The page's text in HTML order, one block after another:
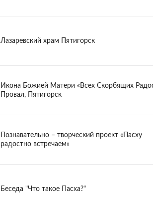
Лазаревский храм Пятигорск
Икона Божией Матери «Всех Скорбящих
Провал, Пятигорск
Познавательно – творческий проект «Пасху
радостно встречаем»
Беседа "Что такое Пасха?"